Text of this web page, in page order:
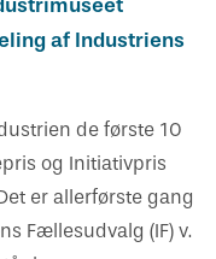
af Industriens
de første 10
og Initiativpris
er allerførste gang
Fællesudvalg (IF) v.